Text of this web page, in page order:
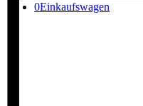
0Einkaufswagen